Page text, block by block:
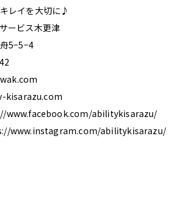
レイを大切に♪
ービス木更津
5−5−4
kisarazu.com
www.facebook.com/abilitykisarazu/
www.instagram.com/abilitykisarazu/